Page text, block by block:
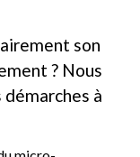
son
? Nous
démarches à